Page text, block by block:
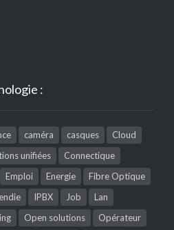
:
caméra casques
Cloud
unifiées
Connectique
Emploi Energie
Fibre Optique
IPBX Job
Lan
Open solutions
Opérateur